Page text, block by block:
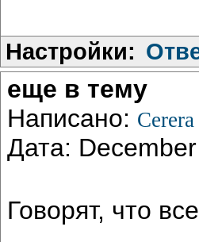
Настройки:
еще в тему
Написано: Cerera
Дата:
Говорят, что